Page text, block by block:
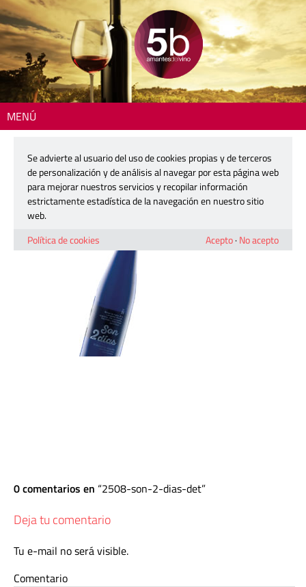
MENÚ
2508-son-2-dias-det
6 agosto, 2025
0 comentarios en 2508-son-2-dias-det
Deja tu comentario
Tu e-mail no será visible.
Comentario
Se advierte al usuario del uso de cookies propias y de terceros
de personalización y de análisis al navegar por esta página web
para mejorar nuestros servicios y recopilar información
estrictamente estadística de la navegación en nuestro sitio
web.
Política de cookies
Acepto· No acepto